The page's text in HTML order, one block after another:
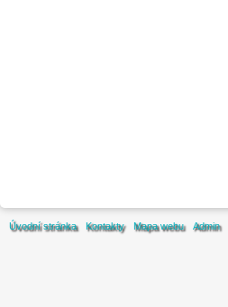
Úvodní stránka Kontakty Mapa webu Admin